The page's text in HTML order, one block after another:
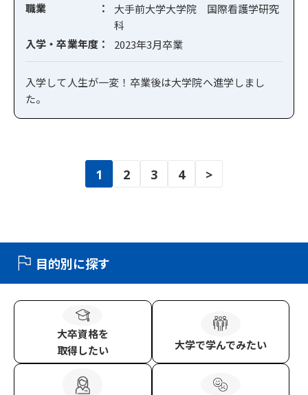
職業
大手前大学大学院 国際看護学研究
科
入学・卒業年度
2023年3月卒業
入学して人生が一変！卒業後は大学院へ進学しまし
た。
送
り
1 2 3 4 >
目的別に探す
大卒資格を
取得したい
大学で学んでみたい